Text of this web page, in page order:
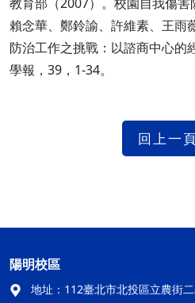
賴念華、鄭鈴諭、許維素、王雨
防治工作之挑戰：以諮商中心的
學報，39，1-34。
回上一
陽明校區
地址： 112臺北市北投區立農街